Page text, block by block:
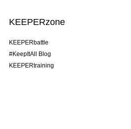
KEEPERzone
KEEPERbattle
#KeepItAll Blog
KEEPERtraining